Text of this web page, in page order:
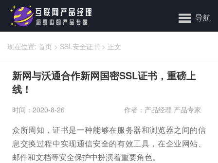
导航
现在位置: 首页 > SSL安全证书 > 正文
新网与沃通合作新网国密SSL证书，重磅上
线！
时间：2020-8-26 作者：产品经理 产品专家
众所周知，证书是一种能够在服务器和浏览器之间的信
息交换过程中实现通信安全的有效工具，在企业网站、
邮件和文档等安全保护中扮演着重要角色。